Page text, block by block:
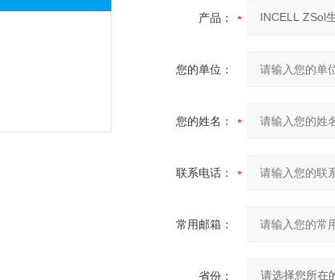
产品：
您的单位：
您的姓名：
联系电话：
常用邮箱：
省份：